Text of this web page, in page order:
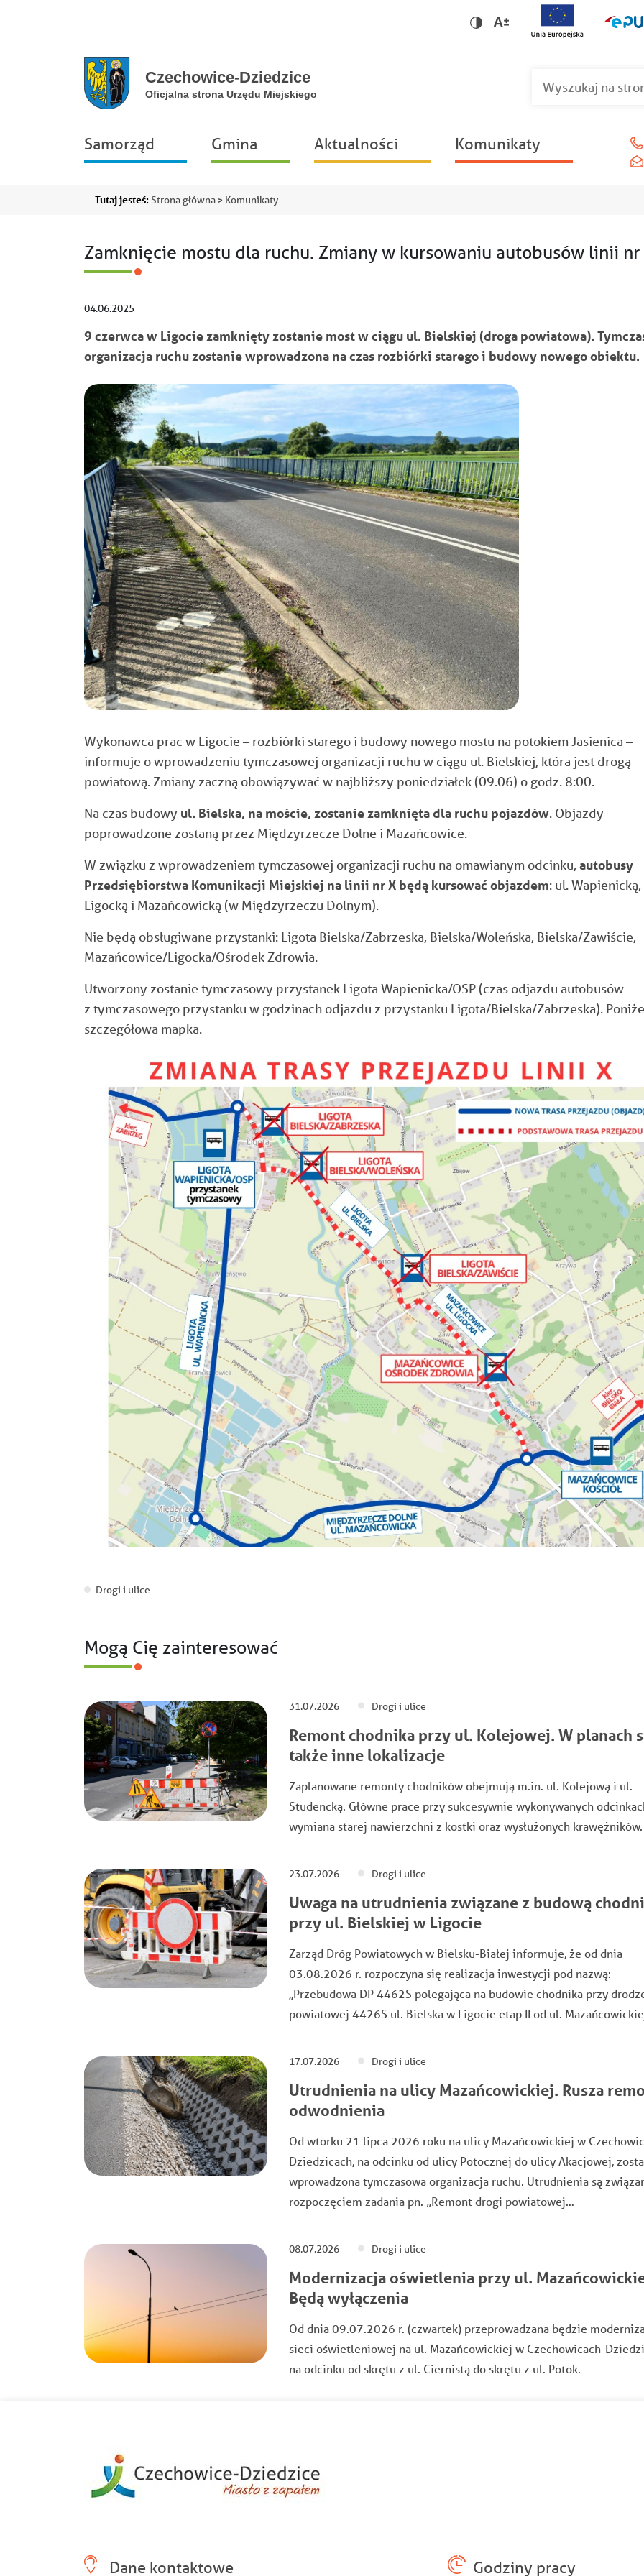
Wersja kontrastowa
Wersja dla niedowidzących
Główna
nawigacja
Samorząd Gmina Aktualności Komunikaty
Ścieżka
Tutaj jesteś: Strona główna Komunikaty
Zamknięcie mostu dla ruchu. Zmiany w kursowaniu autobusów linii nr
04.06.2025
9 czerwca w Ligocie zamknięty zostanie most w ciągu ul. Bielskiej (droga powiatowa).
organizacja ruchu zostanie wprowadzona na czas rozbiórki starego i budowy nowego obiektu.
Wykonawca prac w Ligocie – rozbiórki starego i budowy nowego mostu na potokiem Jasienica –
informuje o wprowadzeniu tymczasowej organizacji ruchu w ciągu ul. Bielskiej, która jest drogą
powiatową. Zmiany zaczną obowiązywać w najbliższy poniedziałek (09.06) o godz. 8:00.
Na czas budowy ul. Bielska, na moście, zostanie zamknięta dla ruchu pojazdów. Objazdy
poprowadzone zostaną przez Międzyrzecze Dolne i Mazańcowice.
W związku z wprowadzeniem tymczasowej organizacji ruchu na omawianym odcinku, autobusy
Przedsiębiorstwa Komunikacji Miejskiej na linii nr X będą kursować objazdem: ul. Wapienicką,
Ligocką i Mazańcowicką (w Międzyrzeczu Dolnym).
Nie będą obsługiwane przystanki: Ligota Bielska/Zabrzeska, Bielska/Woleńska, Bielska/Zawiście,
Mazańcowice/Ligocka/Ośrodek Zdrowia.
Utworzony zostanie tymczasowy przystanek Ligota Wapienicka/OSP (czas odjazdu autobusów
z tymczasowego przystanku w godzinach odjazdu z przystanku Ligota/Bielska/Zabrzeska).
szczegółowa mapka.
Drogi i ulice
Mogą Cię zainteresować
31.07.2026 Drogi i ulice
Remont chodnika przy ul. Kolejowej. W planach
także inne lokalizacje
Zaplanowane remonty chodników obejmują m.in. ul. Kolejową i ul.
Studencką. Główne prace przy sukcesywnie wykonywanych
wymiana starej nawierzchni z kostki oraz wysłużonych krawężników.
23.07.2026 Drogi i ulice
Uwaga na utrudnienia związane z budową
przy ul. Bielskiej w Ligocie
Zarząd Dróg Powiatowych w Bielsku-Białej informuje, że od dnia
03.08.2026 r. rozpoczyna się realizacja inwestycji pod nazwą:
,,Przebudowa DP 4462S polegająca na budowie chodnika przy
powiatowej 4426S ul. Bielska w Ligocie etap II od ul.
17.07.2026 Drogi i ulice
Utrudnienia na ulicy Mazańcowickiej. Rusza
odwodnienia
Od wtorku 21 lipca 2026 roku na ulicy Mazańcowickiej w
Dziedzicach, na odcinku od ulicy Potocznej do ulicy Akacjowej,
wprowadzona tymczasowa organizacja ruchu. Utrudnienia są
rozpoczęciem zadania pn. „Remont drogi powiatowej…
08.07.2026 Drogi i ulice
Modernizacja oświetlenia przy ul.
Będą wyłączenia
Od dnia 09.07.2026 r. (czwartek) przeprowadzana będzie
sieci oświetleniowej na ul. Mazańcowickiej w Czechowicach-
na odcinku od skrętu z ul. Ciernistą do skrętu z ul. Potok.
Dane kontaktowe Godziny pracy